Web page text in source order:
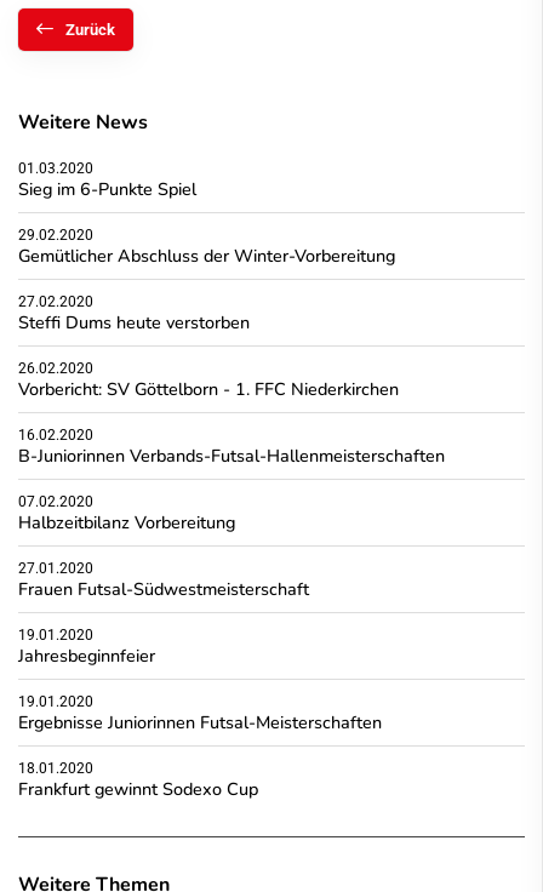
Zurück
Weitere News
01.03.2020
Sieg im 6-Punkte Spiel
29.02.2020
Gemütlicher Abschluss der Winter-Vorbereitung
27.02.2020
Steffi Dums heute verstorben
26.02.2020
Vorbericht: SV Göttelborn - 1. FFC Niederkirchen
16.02.2020
B-Juniorinnen Verbands-Futsal-Hallenmeisterschaften
07.02.2020
Halbzeitbilanz Vorbereitung
27.01.2020
Frauen Futsal-Südwestmeisterschaft
19.01.2020
Jahresbeginnfeier
19.01.2020
Ergebnisse Juniorinnen Futsal-Meisterschaften
18.01.2020
Frankfurt gewinnt Sodexo Cup
Weitere Themen